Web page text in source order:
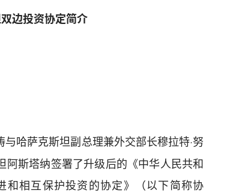
边投资协定简介
与哈萨克斯坦副总理兼外交部长穆拉特·努
阿斯塔纳签署了升级后的《中华人民共和
和相互保护投资的协定》（以下简称协